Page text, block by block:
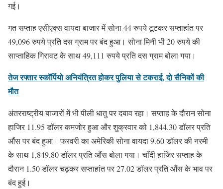
गई।
गत सप्ताह एसीएक्स वायदा बाजार में सोना 44 रुपये टूटकर सप्ताहांत पर
49,096 रुपये प्रति दस ग्राम पर बंद हुआ। सोना मिनी भी 20 रुपये की
साप्ताहिक गिरावट के साथ 49,111 रुपये प्रति दस ग्राम बोला गया।
तेज रफ्तार स्कॉर्पियो अनियंत्रित होकर पुलिया से टकराई, दो सैनिकों की
मौत
अंतरराष्ट्रीय बाजारों में भी पीली धातु पर दबाव रहा। सप्ताह के दौरान सोना
हाजिर 11.95 डॉलर कमजोर हुआ और शुक्रवार को 1,844.30 डॉलर प्रति
औंस पर बंद हुआ। फरवरी का अमेरिकी सोना वायदा 9.60 डॉलर की नरमी
के साथ 1,849.80 डॉलर प्रति औंस बोला गया। चाँदी हाजिर सप्ताह के
दौरान 1.50 डॉलर चढ़कर सप्ताहांत पर 27.02 डॉलर प्रति औंस के भाव पर
बंद हुई।